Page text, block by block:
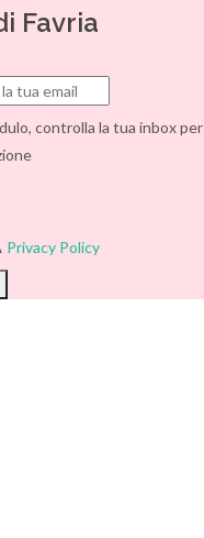
Favria
controlla la tua inbox per
Privacy Policy